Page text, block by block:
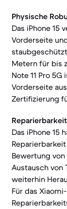
Physische
Das iPhone 15
Vorderseite
Metern für bis
Note 11 Pro
Vorderseite
Zertifizierung
Das iPhone 15
Bewertung
Austausch von
weiterhin
Für das